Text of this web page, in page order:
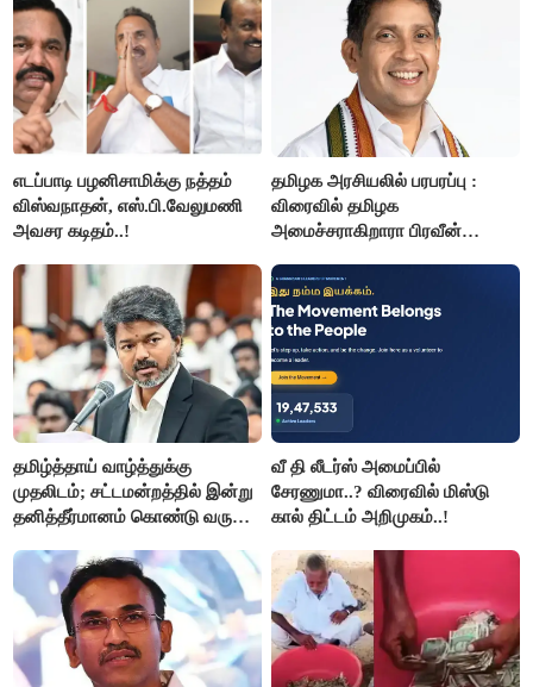
எடப்பாடி பழனிசாமிக்கு நத்தம்
விஸ்வநாதன், எஸ்.பி.வேலுமணி
அவசர கடிதம்..!
தமிழக அரசியலில் பரபரப்பு :
விரைவில் தமிழக
அமைச்சராகிறாரா பிரவீன்
தமிழ்த்தாய் வாழ்த்துக்கு
முதலிடம்; சட்டமன்றத்தில் இன்று
தனித்தீர்மானம் கொண்டு வரும்
வீ தி லீடர்ஸ் அமைப்பில்
சேரணுமா..? விரைவில் மிஸ்டு
கால் திட்டம் அறிமுகம்..!